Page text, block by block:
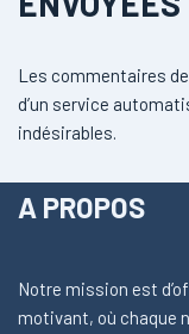
Les commentaires
d’un service
indésirables.
A PROPOS
Notre mission est
motivant, où chaque